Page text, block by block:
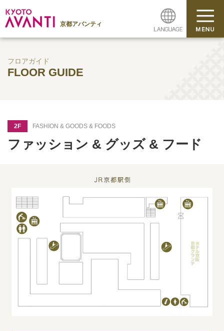
京都アバンティ
フロアガイド
FLOOR GUIDE
FASHION & GOODS & FOODS
ファッション & グッズ & フード
2F
1